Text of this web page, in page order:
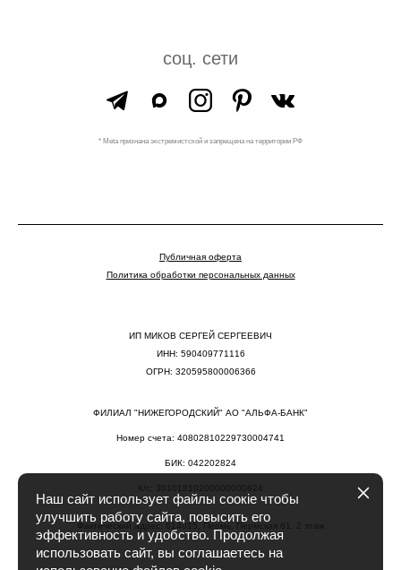
соц. сети
* Meta признана экстремистской и запрещена на территории РФ
Публичная оферта
Политика обработки персональных данных
ИП МИКОВ СЕРГЕЙ СЕРГЕЕВИЧ
ИНН: 590409771116
ОГРН: 320595800006366
ФИЛИАЛ "НИЖЕГОРОДСКИЙ" АО "АЛЬФА-БАНК"
Номер счета: 40802810229730004741
БИК: 042202824
К/с: 30101810200000000824
Фактический адрес: 614015, Пермь, Пермская 61, 2 этаж
Наш сайт использует файлы соокіе чтобы
улучшить работу сайта, повысить его
эффективность и удобство. Продолжая
использовать сайт, вы соглашаетесь на